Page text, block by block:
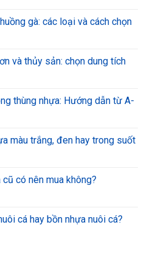
gà: các loại và cách chọn
và thủy sản: chọn dung tích
thùng nhựa: Hướng dẫn từ A-
màu trắng, đen hay trong suốt
có nên mua không?
cá hay bồn nhựa nuôi cá?